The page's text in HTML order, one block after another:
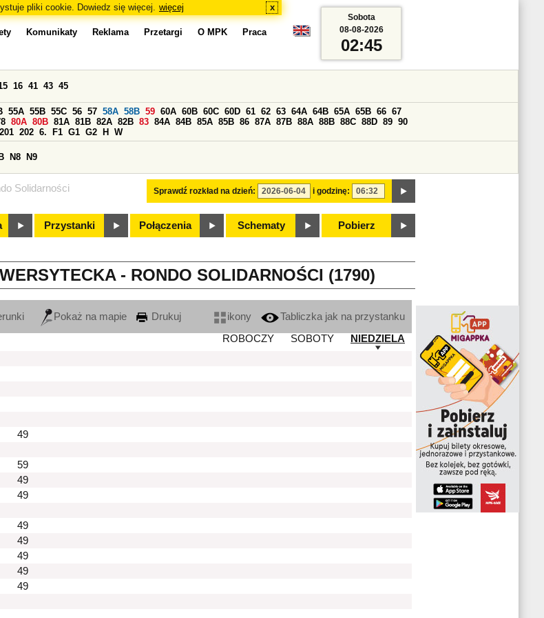
pliki cookie. Dowiedz się więcej. więcej x
Solidarności
Komunikaty Reklama Przetargi O MPK Praca
Sprawdź rozkład na dzień: i godzinę:
16 41 43 45
55A 55B 55C 56 57 58A 58B 59 60A 60B 60C 60D 61 62 63 64A 64B 65A 65B 66 67
80A 80B 81A 81B 82A 82B 83 84A 84B 85A 85B 86 87A 87B 88A 88B 88C 88D 89 90
201 202 6. F1 G1 G2 H W
N8 N9
Przystanki Połączenia Schematy Pobierz
Sobota
08-08-2026
02:45
- RONDO SOLIDARNOŚCI (1790)
Pokaż na mapie Drukuj ikony
Tabliczka jak na przystanku
ROBOCZY
SOBOTY
NIEDZIELA
49
59
49
49
49
49
49
49
49